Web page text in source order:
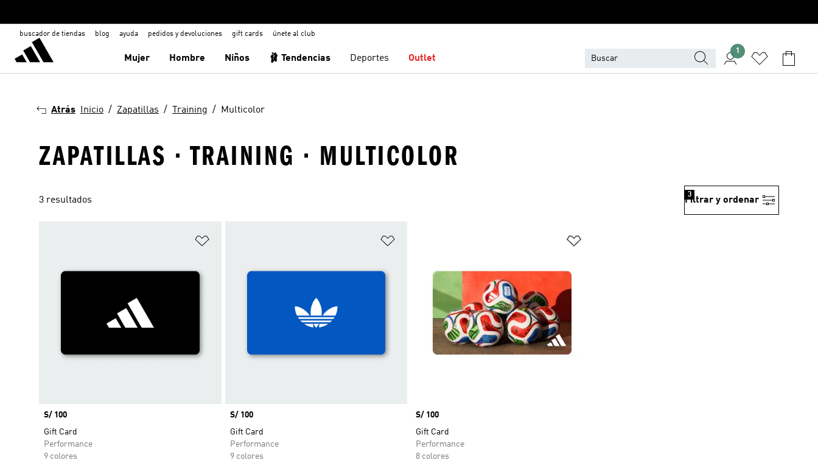
buscador de tiendas blog ayuda pedidos y devoluciones gift cards únete al club
Mujer Hombre Niños 🩰 Tendencias Deportes Outlet
1
Atrás Inicio Zapatillas Training Multicolor
ZAPATILLAS · TRAINING · MULTICOLOR
3 resultados Filtrar y ordenar
3
Precio
S/ 100
Gift Card
Performance
9 colores
Precio
S/ 100
Gift Card
Performance
9 colores
Precio
S/ 100
Gift Card
Performance
8 colores